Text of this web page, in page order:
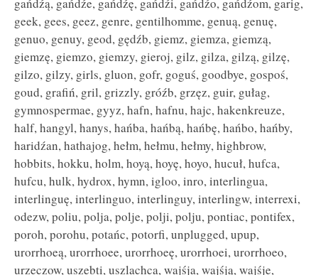
geek, gees, geez, genre, gentilhomme, genuą, genuę,
genuo, genuy, geod, gędźb, giemz, giemza, giemzą,
giemzę, giemzo, giemzy, gieroj, gilz, gilza, gilzą, gilzę,
gilzo, gilzy, girls, gluon, gofr, goguś, goodbye, gospoś,
goud, grafiń, gril, grizzly, gróźb, grzęz, guir, gułag,
gymnospermae, gyyz, hafn, hafnu, hajc, hakenkreuze,
half, hangyl, hanys, hańba, hańbą, hańbę, hańbo, hańby,
haridźan, hathajog, hełm, hełmu, hełmy, highbrow,
hobbits, hokku, holm, hoyą, hoyę, hoyo, hucuł, hufca,
hufcu, hulk, hydrox, hymn, igloo, inro, interlingua,
interlinguę, interlinguo, interlinguy, interlingw, interrexi,
odezw, poliu, polja, polje, polji, polju, pontiac, pontifex,
poroh, porohu, potańc, potorfi, unplugged, upup,
urorrhoeą, urorrhoee, urorrhoeę, urorrhoei, urorrhoeo,
urzeczow, uszebti, uszlachca, wajśja, wajśją, wajśje,